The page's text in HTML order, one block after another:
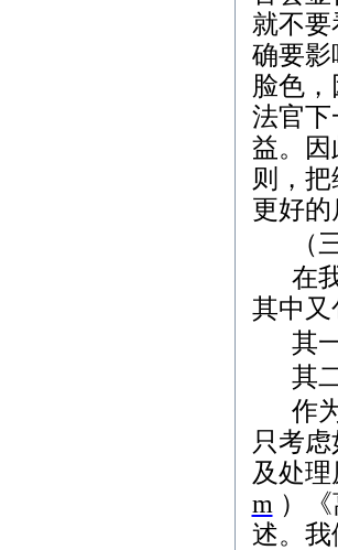
就不
确要影
脸色
法官下
益。因
则，
更好的
（
在
其中又
其
其
作
只考
及处
m ）
述。我